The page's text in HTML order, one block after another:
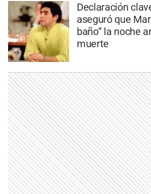
Declaración
aseguró que
baño” la noche
muerte